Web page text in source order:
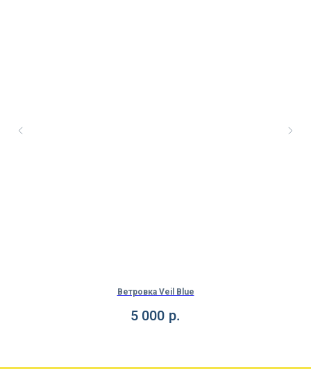
Ветровка Veil Blue
5 000 р.